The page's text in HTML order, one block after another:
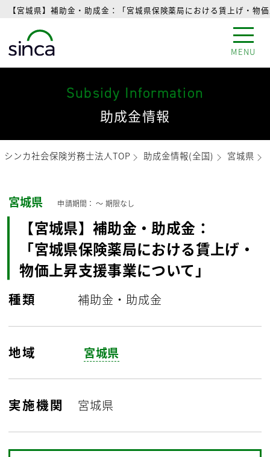
【宮城県】補助金・助成金：「宮城県保険薬局における賃上げ・
MENU
Subsidy Information
助成金情報
シンカ社会保険労務士法人TOP 助成金情報(全国) 宮城県
宮城県 申請期間： 〜 期限なし
【宮城県】補助金・助成金：
「宮城県保険薬局における賃上げ・
物価上昇支援事業について」
種類 補助金・助成金
地域 宮城県
実施機関 宮城県